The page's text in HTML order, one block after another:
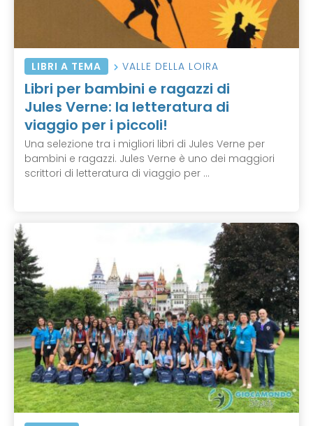
LIBRI A TEMA VALLE DELLA LOIRA
Libri per bambini e ragazzi di
Jules Verne: la letteratura di
viaggio per i piccoli!
Una selezione tra i migliori libri di Jules Verne per
bambini e ragazzi. Jules Verne è uno dei maggiori
scrittori di letteratura di viaggio per ...